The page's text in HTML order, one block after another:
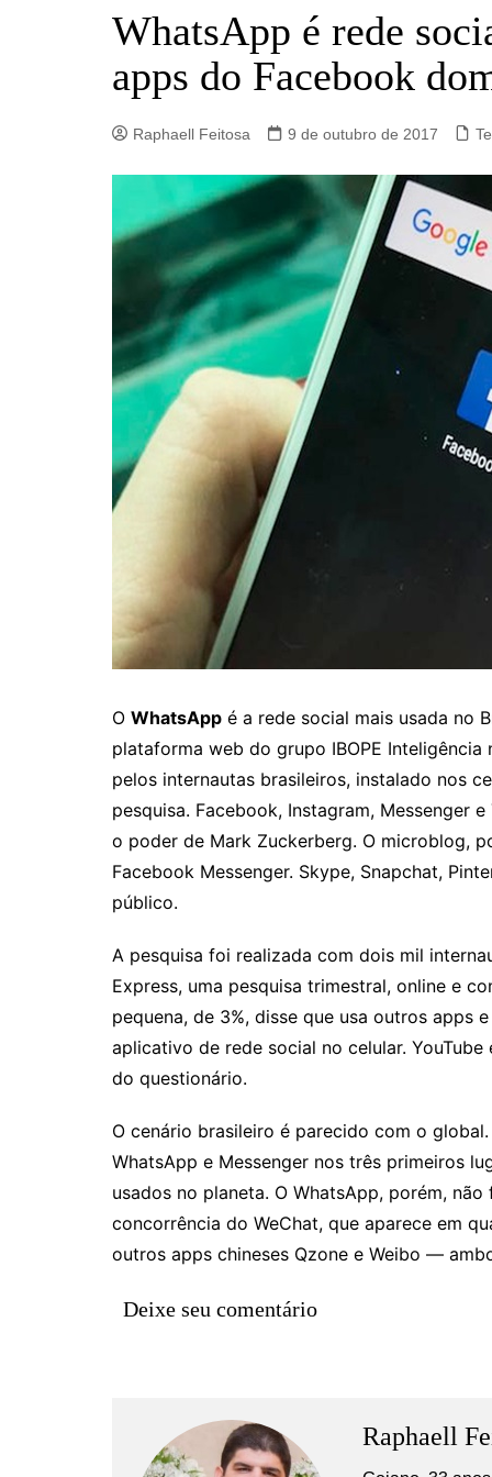
Campinorte
Campos Verdes
Ceres
Crixás
Estrela do Norte
Goianésia
Goiânia
Guarinos
Hidrolina
Ipiranga de Goiás
Nova América
Nova Crixás
Nova Glória
Nova Iguaçu de Goiás
Rialma
Rianápolis
Rio Verde
Santa Terezinha de Goiás
São Luiz do Norte
Senador Canedo
Uirapuru
Uruana
WhatsApp é rede
apps do Facebook
Raphaell Feitosa 9 de outubro de 2017
O WhatsApp é a rede social mais usada no
plataforma web do grupo IBOPE
pelos internautas brasileiros, instalado nos
pesquisa. Facebook, Instagram, Messenger
o poder de Mark Zuckerberg. O microblog,
Facebook Messenger. Skype, Snapchat,
público.
A pesquisa foi realizada com dois mil
Express, uma pesquisa trimestral, online e
pequena, de 3%, disse que usa outros apps
aplicativo de rede social no celular.
do questionário.
O cenário brasileiro é parecido com o
WhatsApp e Messenger nos três primeiros
usados no planeta. O WhatsApp, porém,
concorrência do WeChat, que aparece em
outros apps chineses Qzone e Weibo —
Deixe seu comentário
Raphaell